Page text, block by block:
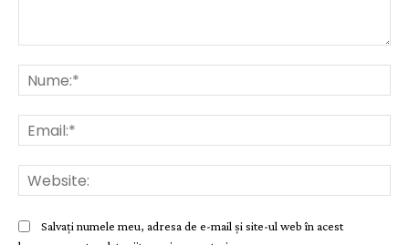
Salvați numele meu, adresa de e-mail și site-ul web în acest